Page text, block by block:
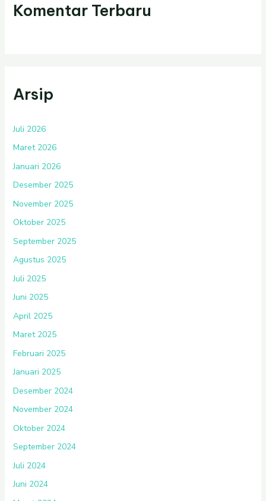
Komentar Terbaru
Arsip
Juli 2026
Maret 2026
Januari 2026
Desember 2025
November 2025
Oktober 2025
September 2025
Agustus 2025
Juli 2025
Juni 2025
April 2025
Maret 2025
Februari 2025
Januari 2025
Desember 2024
November 2024
Oktober 2024
September 2024
Juli 2024
Juni 2024